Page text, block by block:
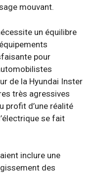
mouvant.
un équilibre
pour
de la Hyundai Inster
très agressives
profit d’une réalité
se fait
inclure une
des